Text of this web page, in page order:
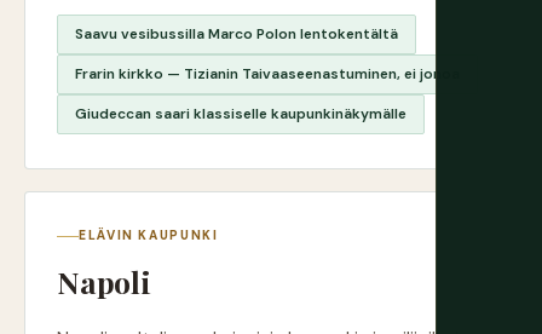
Saavu vesibussilla Marco Polon lentokentältä
Frarin kirkko — Tizianin Taivaaseenastuminen, ei jonoa
Giudeccan saari klassiselle kaupunkinäkymälle
ELÄVIN KAUPUNKI
Napoli